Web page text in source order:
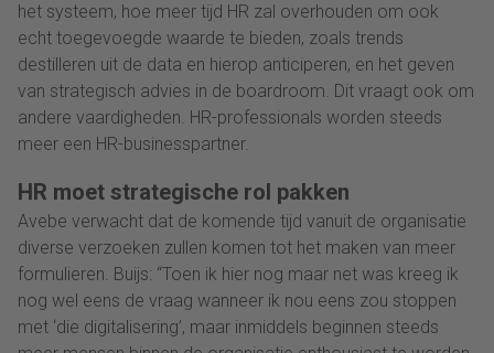
het systeem, hoe meer tijd HR zal overhouden om ook
echt toegevoegde waarde te bieden, zoals trends
destilleren uit de data en hierop anticiperen, en het geven
van strategisch advies in de boardroom. Dit vraagt ook om
andere vaardigheden. HR-professionals worden steeds
meer een HR-businesspartner.
HR moet strategische rol pakken
Avebe verwacht dat de komende tijd vanuit de organisatie
diverse verzoeken zullen komen tot het maken van meer
formulieren. Buijs: “Toen ik hier nog maar net was kreeg ik
nog wel eens de vraag wanneer ik nou eens zou stoppen
met ‘die digitalisering’, maar inmiddels beginnen steeds